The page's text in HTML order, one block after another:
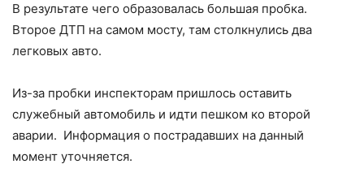
В результате чего образовалась большая пробка.
Второе ДТП на самом мосту, там столкнулись два
легковых авто.
Из-за пробки инспекторам пришлось оставить
служебный автомобиль и идти пешком ко второй
аварии. Информация о пострадавших на данный
момент уточняется.